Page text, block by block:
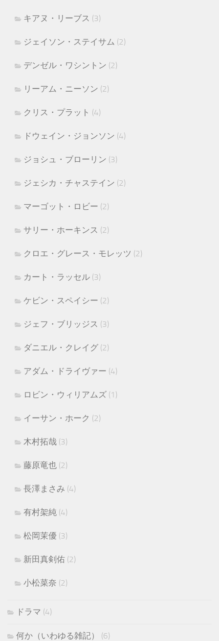
キアヌ・リーブス (3)
ジェイソン・ステイサム (2)
デンゼル・ワシントン (2)
リーアム・ニーソン (2)
クリス・プラット (4)
ドウェイン・ジョンソン (4)
ジョシュ・ブローリン (3)
ジェシカ・チャステイン (2)
マーゴット・ロビー (2)
サリー・ホーキンス (2)
クロエ・グレース・モレッツ (2)
カート・ラッセル (3)
ケビン・スペイシー (2)
ジェフ・ブリッジス (3)
ダニエル・クレイグ (2)
アダム・ドライヴァー (4)
ロビン・ウィリアムズ (1)
イーサン・ホーク (2)
木村拓哉 (3)
藤原竜也 (2)
長澤まさみ (4)
有村架純 (4)
松岡茉優 (3)
新田真剣佑 (2)
小松菜奈 (2)
ドラマ (4)
何か（いわゆる雑記）
(6)